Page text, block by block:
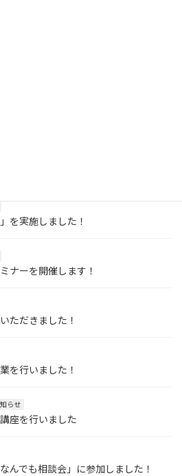
を実施しました！
ナーを開催します！
ただきました！
を行いました！
らせ
座を行いました
んでも相談会」に参加しました！